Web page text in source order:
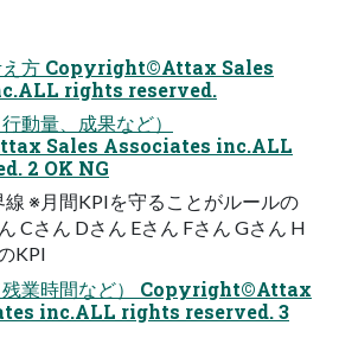
え方 Copyright©Attax Sales
rights reserved.
動量、成果など）
Sales Associates inc.ALL
2 OK NG
線 ※月間KPIを守ることがルールの
Cさん Dさん Eさん Fさん Gさん H
KPI
残業時間など） Copyright©Attax
inc.ALL rights reserved. 3